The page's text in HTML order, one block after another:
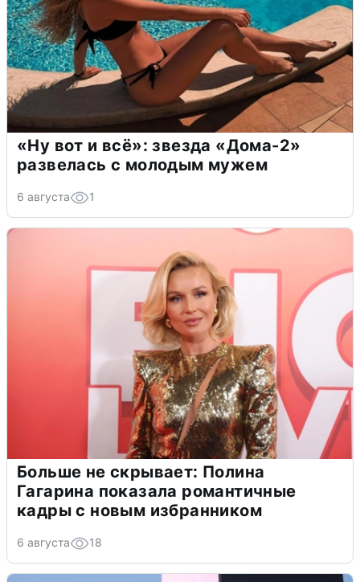
«Ну вот и всё»: звезда «Дома-2»
развелась с молодым мужем
6 августа 1
Больше не скрывает: Полина
Гагарина показала романтичные
кадры с новым избранником
6 августа 18